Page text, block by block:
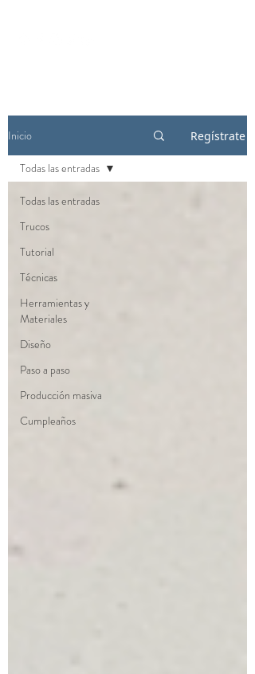
Inicio Regístrate
Todas las entradas
Trucos
Tutorial
Técnicas
Herramientas y
Materiales
Diseño
Paso a paso
Producción masiva
Cumpleaños
Todas las entradas